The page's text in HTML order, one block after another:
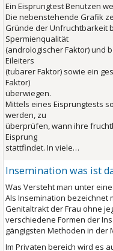
Ein Eisprungtest Benutzen
Die nebenstehende Grafik
Gründe der Unfruchtbarkeit
Spermienqualität
(andrologischer Faktor) und
Eileiters
(tubarer Faktor) sowie ein
Faktor)
überwiegen.
Mittels eines Eisprungtests
werden, zu
überprüfen, wann ihre
Eisprung
stattfindet. In viele…
Insemination was ist
Was Versteht man unter
Als Insemination bezeichnet
Genitaltrakt der Frau ohne
verschiedene Formen der
gängigsten Methoden in der
Im Privaten bereich wird es